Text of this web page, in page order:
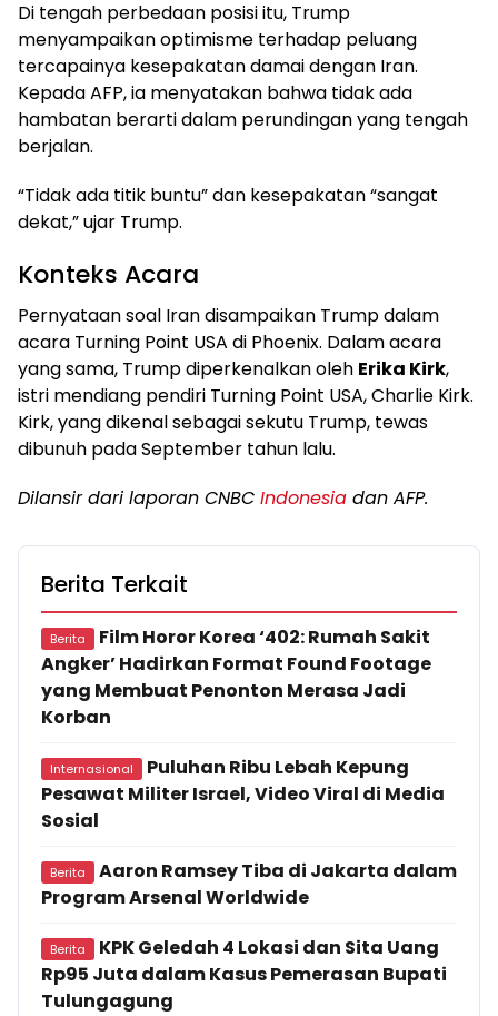
Di tengah perbedaan posisi itu, Trump
menyampaikan optimisme terhadap peluang
tercapainya kesepakatan damai dengan Iran.
Kepada AFP, ia menyatakan bahwa tidak ada
hambatan berarti dalam perundingan yang tengah
berjalan.
“Tidak ada titik buntu” dan kesepakatan “sangat
dekat,” ujar Trump.
Konteks Acara
Pernyataan soal Iran disampaikan Trump dalam
acara Turning Point USA di Phoenix. Dalam acara
yang sama, Trump diperkenalkan oleh Erika Kirk,
istri mendiang pendiri Turning Point USA, Charlie Kirk.
Kirk, yang dikenal sebagai sekutu Trump, tewas
dibunuh pada September tahun lalu.
Dilansir dari laporan CNBC Indonesia dan AFP.
Berita Terkait
Berita
Film Horor Korea ‘402: Rumah Sakit
Angker’ Hadirkan Format Found Footage
yang Membuat Penonton Merasa Jadi
Korban
Internasional
Puluhan Ribu Lebah Kepung
Pesawat Militer Israel, Video Viral di Media
Sosial
Berita
Aaron Ramsey Tiba di Jakarta dalam
Program Arsenal Worldwide
Berita
KPK Geledah 4 Lokasi dan Sita Uang
Rp95 Juta dalam Kasus Pemerasan Bupati
Tulungagung